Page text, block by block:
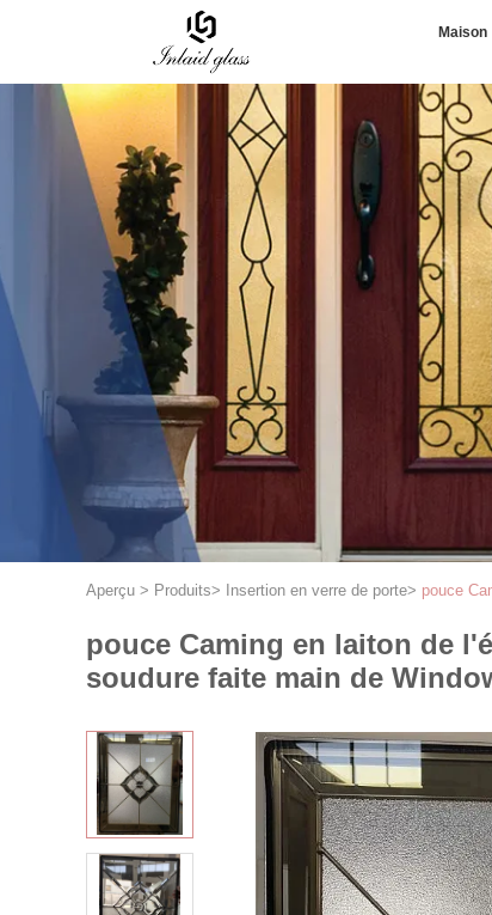
Maison
Aperçu > Produits> Insertion en verre de porte> pouce
pouce Caming en laiton de
soudure faite main de